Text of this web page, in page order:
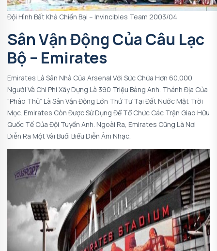
Đội Hình Bất Khả Chiến Bại – Invincibles Team 2003/04
Sân Vận Động Của Câu Lạc
Bộ – Emirates
Emirates Là Sân Nhà Của Arsenal Với Sức Chứa Hơn 60.000
Ngưới Và Chi Phí Xây Dựng Là 390 Triệu Bảng Anh. Thánh Địa Của
“Pháo Thủ” Là Sân Vận Động Lớn Thứ Tư Tại Đất Nước Mặt Trời
Mọc. Emirates Còn Được Sử Dụng Để Tổ Chức Các Trận Giao Hữu
Quốc Tế Của Đội Tuyển Anh. Ngoài Ra, Emirates Cũng Là Nơi
Diễn Ra Một Vài Buổi Biểu Diễn Âm Nhạc.